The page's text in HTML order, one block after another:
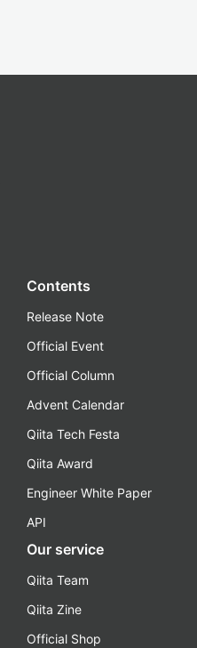
Contents
Release Note
Official Event
Official Column
Advent Calendar
Qiita Tech Festa
Qiita Award
Engineer White Paper
API
Our service
Qiita Team
Qiita Zine
Official Shop